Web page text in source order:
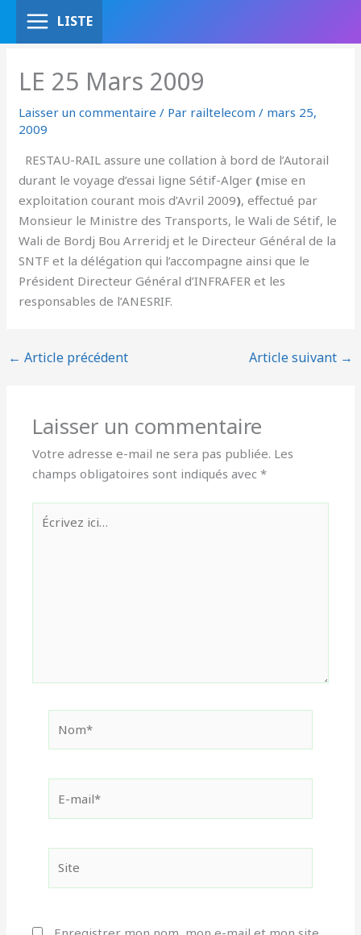
LISTE
LE 25 Mars 2009
Laisser un commentaire / Par railtelecom/ mars 25,
2009
RESTAU-RAIL assure une collation à bord de l’Autorail
durant le voyage d’essai ligne Sétif-Alger (mise en
exploitation courant mois d’Avril 2009), effectué par
Monsieur le Ministre des Transports, le Wali de Sétif, le
Wali de Bordj Bou Arreridj et le Directeur Général de la
SNTF et la délégation qui l’accompagne ainsi que le
Président Directeur Général d’INFRAFER et les
responsables de l’ANESRIF.
← Article précédent Article suivant →
Laisser un commentaire
Votre adresse e-mail ne sera pas publiée. Les
champs obligatoires sont indiqués avec*
ici…
mail*